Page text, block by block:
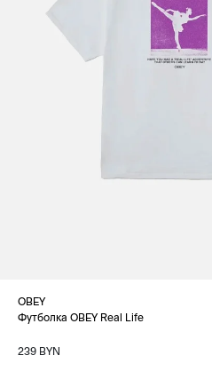
OBEY
Футболка OBEY Real Life
239 BYN